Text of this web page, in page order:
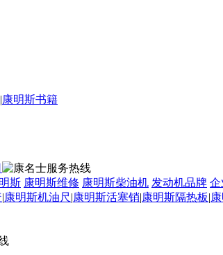
|康明斯书籍
斯 康明斯维修 康明斯柴油机 发动机品牌 企
|康明斯机油尺 |康明斯活塞销|康明斯隔热板|